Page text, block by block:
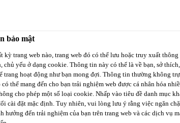
Phát Triển
Bền Vững
Kênh Phân
Phối / Bán Lẻ
bảo mật
kỳ trang web nào, trang web đó có thể lưu hoặc truy xuất
chủ yếu ở dạng cookie. Thông tin này có thể là về bạn, sở
trang hoạt động như bạn mong đợi. Thông tin thường không
thể mang đến cho bạn trải nghiệm web được cá nhân hóa
cho phép một số loại cookie. Nhấp vào tiêu đề danh mục
cài đặt mặc định. Tuy nhiên, vui lòng lưu ý rằng việc ngăn
hưởng đến trải nghiệm của bạn trên trang web và các dịch vụ